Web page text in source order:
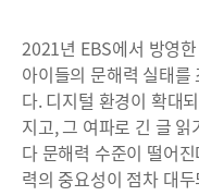
2021년 EBS에서 방영
아이들의 문해력 실태
다. 디지털 환경이 확대
지고, 그 여파로 긴 글
다 문해력 수준이 떨어
력의 중요성이 점차 대